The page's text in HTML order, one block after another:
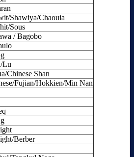
Shawiya/Chaouia
Sous
/ Bagobo
Lu
Chinese Shan
Fujian/Hokkien/Min Nan
Berber